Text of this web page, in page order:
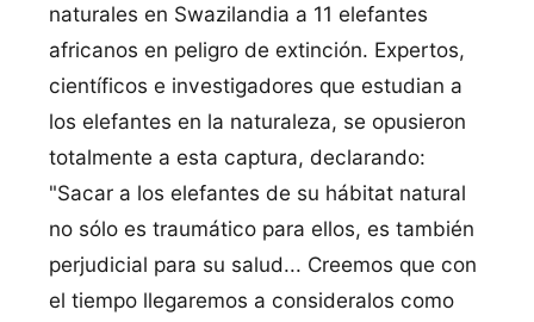
naturales en Swazilandia a 11 elefantes
africanos en peligro de extinción. Expertos,
científicos e investigadores que estudian a
los elefantes en la naturaleza, se opusieron
totalmente a esta captura, declarando:
"Sacar a los elefantes de su hábitat natural
no sólo es traumático para ellos, es también
perjudicial para su salud... Creemos que con
el tiempo llegaremos a consideralos como